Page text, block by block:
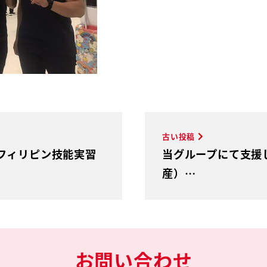
古い投稿
当グループにて支
産）…
ィリピン技能実習
お問い合わせ